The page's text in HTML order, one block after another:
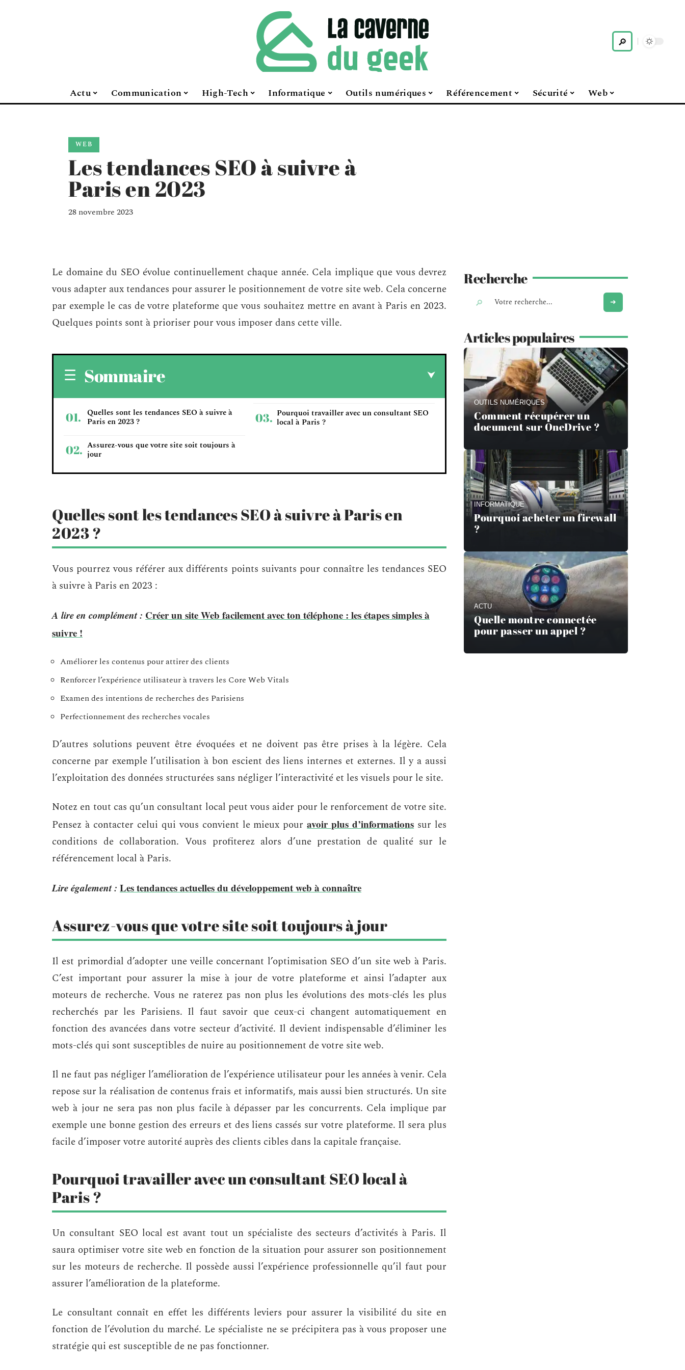
Actu Communication High-Tech Informatique Outils numériques Référencement Sécurité Web
WEB
Les tendances SEO à suivre à
Paris en 2023
28 novembre 2023
Le domaine du SEO évolue continuellement chaque année. Cela implique que vous devrez
vous adapter aux tendances pour assurer le positionnement de votre site web. Cela concerne
par exemple le cas de votre plateforme que vous souhaitez mettre en avant à Paris en 2023.
Quelques points sont à prioriser pour vous imposer dans cette ville.
Sommaire
Quelles sont les tendances SEO à suivre à
Paris en 2023 ?
Assurez-vous que votre site soit toujours à
jour
Pourquoi travailler avec un consultant SEO
local à Paris ?
Quelles sont les tendances SEO à suivre à Paris en
2023 ?
Vous pourrez vous référer aux différents points suivants pour connaître les tendances SEO
à suivre à Paris en 2023 :
A lire en complément : Créer un site Web facilement avec ton téléphone : les étapes simples à
suivre !
Améliorer les contenus pour attirer des clients
Renforcer l’expérience utilisateur à travers les Core Web Vitals
Examen des intentions de recherches des Parisiens
Perfectionnement des recherches vocales
D’autres solutions peuvent être évoquées et ne doivent pas être prises à la légère. Cela
concerne par exemple l’utilisation à bon escient des liens internes et externes. Il y a aussi
l’exploitation des données structurées sans négliger l’interactivité et les visuels pour le site.
Notez en tout cas qu’un consultant local peut vous aider pour le renforcement de votre site.
Pensez à contacter celui qui vous convient le mieux pouravoir plus d’informationssur les
conditions de collaboration. Vous profiterez alors d’une prestation de qualité sur le
référencement local à Paris.
Lire également : Les tendances actuelles du développement web à connaître
Assurez-vous que votre site soit toujours à jour
Il est primordial d’adopter une veille concernant l’optimisation SEO d’un site web à Paris.
C’est important pour assurer la mise à jour de votre plateforme et ainsi l’adapter aux
moteurs de recherche. Vous ne raterez pas non plus les évolutions des mots-clés les plus
recherchés par les Parisiens. Il faut savoir que ceux-ci changent automatiquement en
fonction des avancées dans votre secteur d’activité. Il devient indispensable d’éliminer les
mots-clés qui sont susceptibles de nuire au positionnement de votre site web.
Il ne faut pas négliger l’amélioration de l’expérience utilisateur pour les années à venir. Cela
repose sur la réalisation de contenus frais et informatifs, mais aussi bien structurés. Un site
web à jour ne sera pas non plus facile à dépasser par les concurrents. Cela implique par
exemple une bonne gestion des erreurs et des liens cassés sur votre plateforme. Il sera plus
facile d’imposer votre autorité auprès des clients cibles dans la capitale française.
Pourquoi travailler avec un consultant SEO local à
Paris ?
Un consultant SEO local est avant tout un spécialiste des secteurs d’activités à Paris. Il
saura optimiser votre site web en fonction de la situation pour assurer son positionnement
sur les moteurs de recherche. Il possède aussi l’expérience professionnelle qu’il faut pour
assurer l’amélioration de la plateforme.
Le consultant connaît en effet les différents leviers pour assurer la visibilité du site en
fonction de l’évolution du marché. Le spécialiste ne se précipitera pas à vous proposer une
stratégie qui est susceptible de ne pas fonctionner.
Recherche
Articles populaires
OUTILS NUMÉRIQUES
Comment récupérer un
document sur OneDrive ?
INFORMATIQUE
Pourquoi acheter un firewall
?
ACTU
Quelle montre connectée
pour passer un appel ?